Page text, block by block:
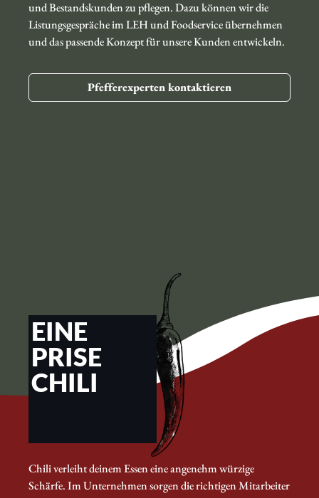
und Bestandskunden zu pflegen. Dazu können wir die
Listungsgespräche im LEH und Foodservice übernehmen
und das passende Konzept für unsere Kunden entwickeln.
Pfefferexperten kontaktieren
EINE
PRISE
CHILI
Chili verleiht deinem Essen eine angenehm würzige
Schärfe. Im Unternehmen sorgen die richtigen Mitarbeiter